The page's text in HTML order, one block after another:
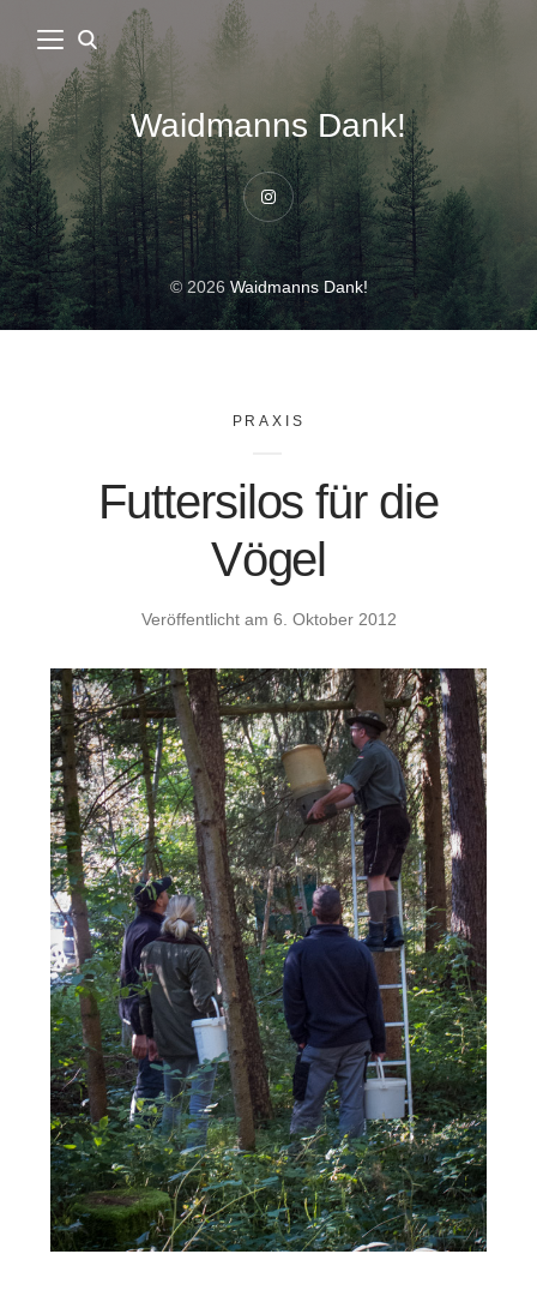
Waidmanns Dank!
Instagram
© 2026Waidmanns Dank!
PRAXIS
Futtersilos für die
Vögel
Veröffentlicht am 6. Oktober 2012